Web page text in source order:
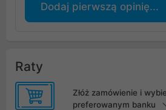
Dodaj pierwszą opinię...
Raty
Złóż zamówienie i
preferowanym banku